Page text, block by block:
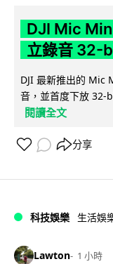
DJI Mic
立錄音 32-
DJI 最新推出的 Mic
音，並首度下放 32-
閱讀全文
分享
科技娛樂 生活娛
Lawton 1 小時